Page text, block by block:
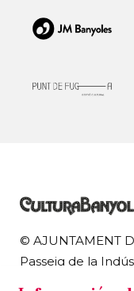
© AJUNTAMENT
Passeig de la